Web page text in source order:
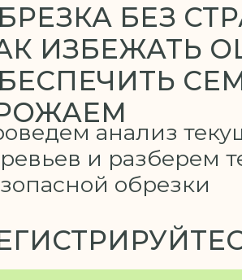
БЕЗ
ИЗБЕЖАТЬ
анализ
и разберем
обрезки